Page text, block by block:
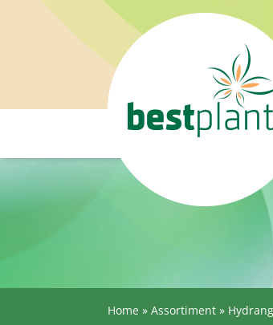
Home »Assortiment »